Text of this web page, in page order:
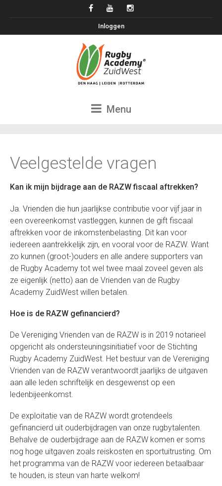
Inloggen
Menu
Veelgestelde vragen
Kan ik mijn bijdrage aan de RAZW fiscaal aftrekken?
Ja. Vrienden die hun jaarlijkse contributie voor vijf jaar in
een overeenkomst vastleggen, kunnen de gift fiscaal
aftrekken voor de inkomstenbelasting. Dit kan voor
iedereen aantrekkelijk zijn, en vooral voor de RAZW. Want
zo kunnen (groot-)ouders en alle andere supporters van
de Rugby Academy tot wel twee maal zoveel geven als
ze eigenlijk (netto) aan de Vrienden van de Rugby
Academy ZuidWest willen betalen.
Hoe is de RAZW gefinancierd?
De Vereniging Vrienden van de RAZW is in 2019 notarieel
opgericht als ondersteuningsinitiatief voor de Stichting
Rugby Academy ZuidWest. Het bestuur van de Vereniging
Vrienden van de RAZW verantwoordt jaarlijks de uitgaven
aan alle leden schriftelijk en desgewenst op een
ledenbijeenkomst.
De exploitatie van de RAZW wordt grotendeels
gefinancierd uit ouderbijdragen van onze rugbytalenten.
Behalve de ouderbijdrage aan de RAZW komen er soms
nog hoge uitgaven zoals reiskosten en sportuitrusting. Om
het programma van de RAZW voor iedereen betaalbaar
te houden, is steun van harte welkom!